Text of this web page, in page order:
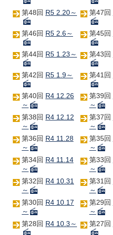
第48回 R5 2.20～ 第47回
第46回 R5 2.6～ 第45回
第44回 R5 1.23～ 第43回
第42回 R5 1.9～ 第41回
第40回 R4 12.26
～
第39回
～
第38回 R4 12.12
～
第37回
～
第36回 R4 11.28
～
第35回
～
第34回 R4 11.14
～
第33回
～
第32回 R4 10.31
～
第31回
～
第30回 R4 10.17
～
第29回
～
第28回 R4 10.3～ 第27回